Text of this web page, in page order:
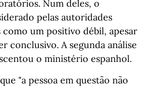
Num deles, o
pelas autoridades
um positivo débil, apesar
conclusivo. A segunda análise
o ministério espanhol.
"a pessoa em questão não